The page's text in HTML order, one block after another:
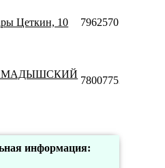
Цеткин, 10 79625707552
78007753553
информация: